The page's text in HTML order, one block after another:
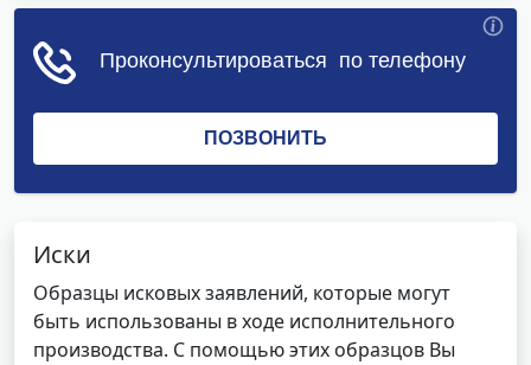
Иски
Образцы исковых заявлений, которые могут
быть использованы в ходе исполнительного
производства. С помощью этих образцов Вы